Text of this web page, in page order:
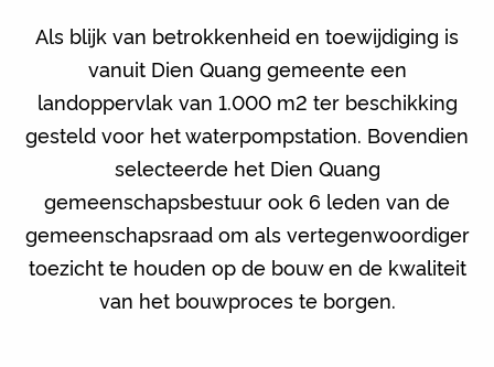
Als blijk van betrokkenheid en toewijdiging is
vanuit Dien Quang gemeente een
landoppervlak van 1.000 m2 ter beschikking
gesteld voor het waterpompstation. Bovendien
selecteerde het Dien Quang
gemeenschapsbestuur ook 6 leden van de
gemeenschapsraad om als vertegenwoordiger
toezicht te houden op de bouw en de kwaliteit
van het bouwproces te borgen.